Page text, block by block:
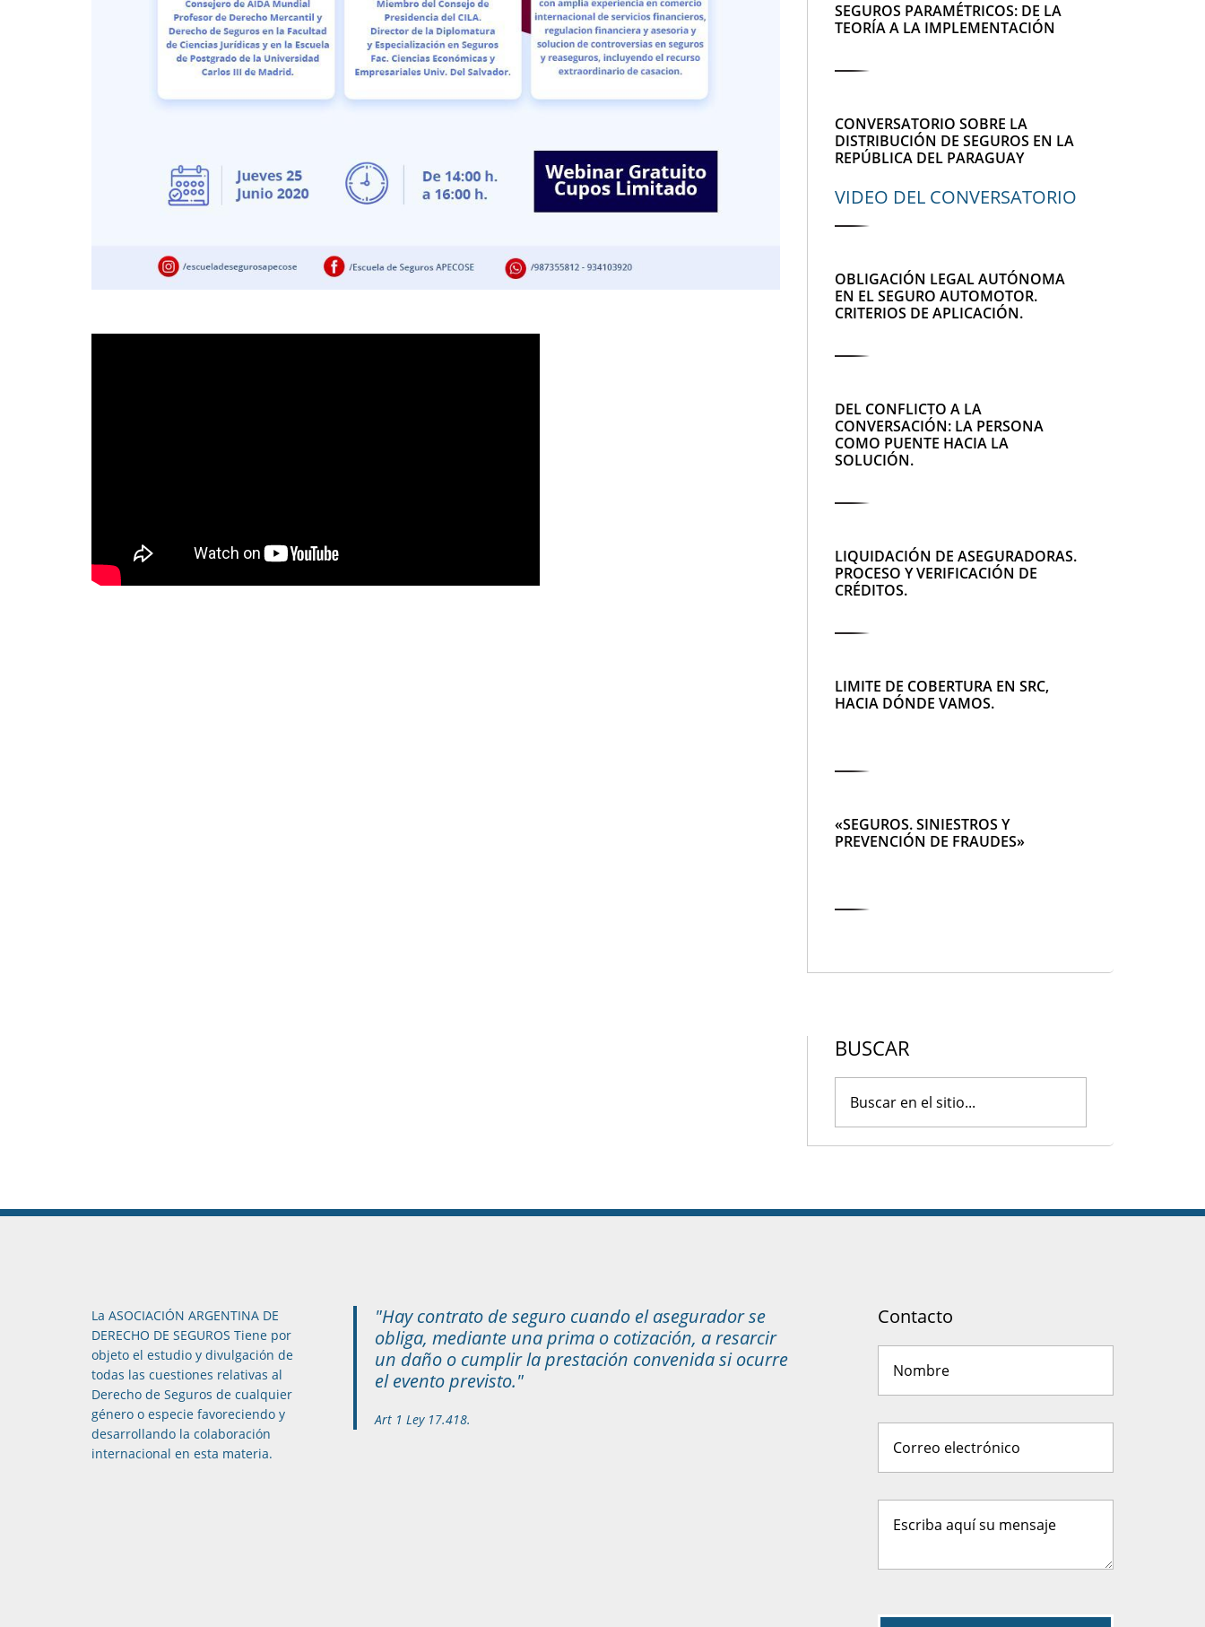
SEGUROS PARAMÉTRICOS: DE LA
TEORÍA A LA IMPLEMENTACIÓN
CONVERSATORIO SOBRE LA
DISTRIBUCIÓN DE SEGUROS EN LA
REPÚBLICA DEL PARAGUAY
VIDEO DEL CONVERSATORIO
OBLIGACIÓN LEGAL AUTÓNOMA
EN EL SEGURO AUTOMOTOR.
CRITERIOS DE APLICACIÓN.
DEL CONFLICTO A LA
CONVERSACIÓN: LA PERSONA
COMO PUENTE HACIA LA
SOLUCIÓN.
LIQUIDACIÓN DE ASEGURADORAS.
PROCESO Y VERIFICACIÓN DE
CRÉDITOS.
LIMITE DE COBERTURA EN SRC,
HACIA DÓNDE VAMOS.
«SEGUROS. SINIESTROS Y
PREVENCIÓN DE FRAUDES»
BUSCAR
La ASOCIACIÓN ARGENTINA DE
DERECHO DE SEGUROS Tiene por
objeto el estudio y divulgación de
todas las cuestiones relativas al
Derecho de Seguros de cualquier
género o especie favoreciendo y
desarrollando la colaboración
internacional en esta materia.
"Hay contrato de seguro cuando el asegurador se
obliga, mediante una prima o cotización, a resarcir
un daño o cumplir la prestación convenida si ocurre
el evento previsto."
Art 1 Ley 17.418.
Contacto